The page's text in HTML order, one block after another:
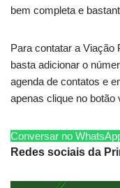
bem completa e
Para contatar a Viação
basta adicionar o
agenda de contatos e
apenas clique no botão
Conversar no
Redes sociais da